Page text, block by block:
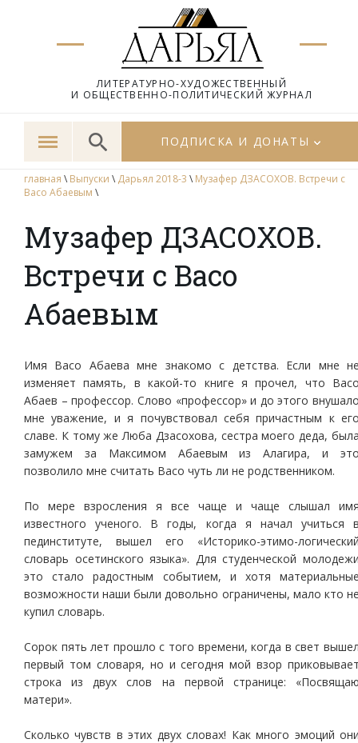
ЛИТЕРАТУРНО-ХУДОЖЕСТВЕННЫЙ
И ОБЩЕСТВЕННО-ПОЛИТИЧЕСКИЙ ЖУРНАЛ
ПОДПИСКА И ДОНАТЫ
главная \ Выпуски \ Дарьял 2018-3 \ Музафер ДЗАСОХОВ. Встречи с
Васо Абаевым \
Музафер ДЗАСОХОВ.
Встречи с Васо
Абаевым
Имя Васо Абаева мне знакомо с детства. Если мне
изменяет память, в какой-то книге я прочел, что
Абаев – профессор. Слово «профессор» и до этого
мне уважение, и я почувствовал себя причастным к
славе. К тому же Люба Дзасохова, сестра моего деда,
замужем за Максимом Абаевым из Алагира, и
позволило мне считать Васо чуть ли не родственником.
По мере взросления я все чаще и чаще слышал
известного ученого. В годы, когда я начал учиться
пединституте, вышел его «Историко-этимо-
словарь осетинского языка». Для студенческой
это стало радостным событием, и хотя
возможности наши были довольно ограничены, мало кто
купил словарь.
Сорок пять лет прошло с того времени, когда в свет
первый том словаря, но и сегодня мой взор
строка из двух слов на первой странице:
матери».
Сколько чувств в этих двух словах! Как много эмоций